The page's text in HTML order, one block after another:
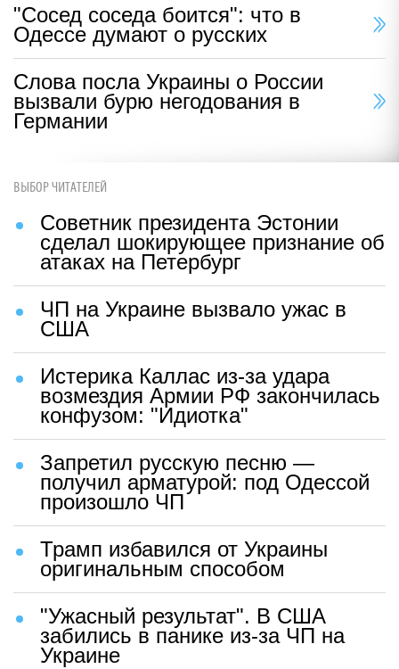
"Сосед соседа боится": что в
Одессе думают о русских
Слова посла Украины о России
вызвали бурю негодования в
Германии
ВЫБОР ЧИТАТЕЛЕЙ
Советник президента Эстонии
сделал шокирующее признание об
атаках на Петербург
ЧП на Украине вызвало ужас в
США
Истерика Каллас из-за удара
возмездия Армии РФ закончилась
конфузом: "Идиотка"
Запретил русскую песню —
получил арматурой: под Одессой
произошло ЧП
Трамп избавился от Украины
оригинальным способом
"Ужасный результат". В США
забились в панике из-за ЧП на
Украине